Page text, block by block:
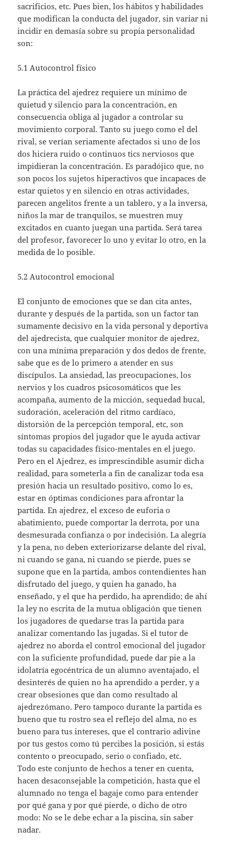
sacrificios, etc. Pues bien, los hábitos y habilidades
que modifican la conducta del jugador, sin variar ni
incidir en demasía sobre su propia personalidad
son:
5.1 Autocontrol físico
La práctica del ajedrez requiere un mínimo de
quietud y silencio para la concentración, en
consecuencia obliga al jugador a controlar su
movimiento corporal. Tanto su juego como el del
rival, se verían seriamente afectados si uno de los
dos hiciera ruido o continuos tics nerviosos que
impidieran la concentración. Es paradójico que, no
son pocos los sujetos hiperactivos que incapaces de
estar quietos y en silencio en otras actividades,
parecen angelitos frente a un tablero, y a la inversa,
niños la mar de tranquilos, se muestren muy
excitados en cuanto juegan una partida. Será tarea
del profesor, favorecer lo uno y evitar lo otro, en la
medida de lo posible.
5.2 Autocontrol emocional
El conjunto de emociones que se dan cita antes,
durante y después de la partida, son un factor tan
sumamente decisivo en la vida personal y deportiva
del ajedrecista, que cualquier monitor de ajedrez,
con una mínima preparación y dos dedos de frente,
sabe que es de lo primero a atender en sus
discípulos. La ansiedad, las preocupaciones, los
nervios y los cuadros psicosomáticos que les
acompaña, aumento de la micción, sequedad bucal,
sudoración, aceleración del ritmo cardíaco,
distorsión de la percepción temporal, etc, son
síntomas propios del jugador que le ayuda activar
todas su capacidades físico-mentales en el juego.
Pero en el Ajedrez, es imprescindible asumir dicha
realidad, para someterla a fin de canalizar toda esa
presión hacia un resultado positivo, como lo es,
estar en óptimas condiciones para afrontar la
partida. En ajedrez, el exceso de euforia o
abatimiento, puede comportar la derrota, por una
desmesurada confianza o por indecisión. La alegría
y la pena, no deben exteriorizarse delante del rival,
ni cuando se gana, ni cuando se pierde, pues se
supone que en la partida, ambos contendientes han
disfrutado del juego, y quien ha ganado, ha
enseñado, y el que ha perdido, ha aprendido; de ahí
la ley no escrita de la mutua obligación que tienen
los jugadores de quedarse tras la partida para
analizar comentando las jugadas. Si el tutor de
ajedrez no aborda el control emocional del jugador
con la suficiente profundidad, puede dar pie a la
idolatría egocéntrica de un alumno aventajado, el
desinterés de quien no ha aprendido a perder, y a
crear obsesiones que dan como resultado al
ajedrezómano. Pero tampoco durante la partida es
bueno que tu rostro sea el reflejo del alma, no es
bueno para tus intereses, que el contrario adivine
por tus gestos como tú percibes la posición, si estás
contento o preocupado, serio o confiado, etc.
Todo este conjunto de hechos a tener en cuenta,
hacen desaconsejable la competición, hasta que el
alumnado no tenga el bagaje como para entender
por qué gana y por qué pierde, o dicho de otro
modo: No se le debe echar a la piscina, sin saber
nadar.